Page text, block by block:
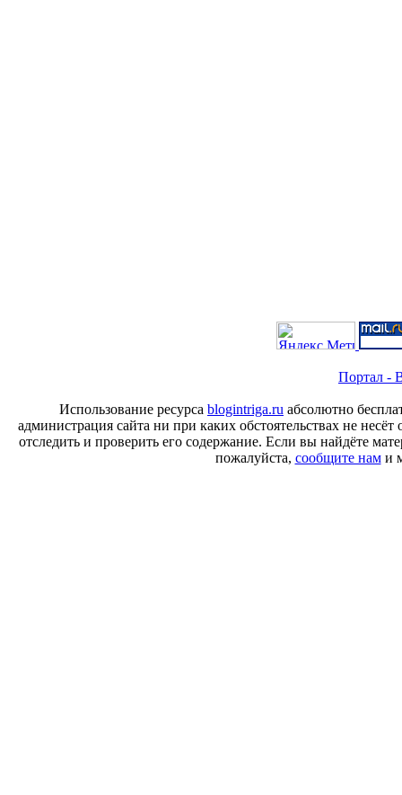
Портал -
Использование ресурса blogintriga.ru абсолютно
администрация сайта ни при каких обстоятельствах не
отследить и проверить его содержание. Если вы найдёте
пожалуйста, сообщите нами